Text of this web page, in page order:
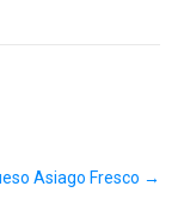
Asiago Fresco →